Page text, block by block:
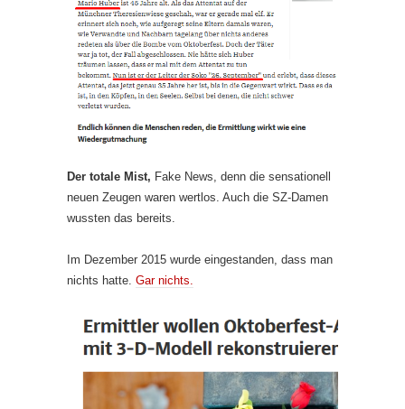
Der totale Mist, Fake News, denn die sensationell
neuen Zeugen waren wertlos. Auch die SZ-Damen
wussten das bereits.
Im Dezember 2015 wurde eingestanden, dass man
nichts hatte. Gar nichts.